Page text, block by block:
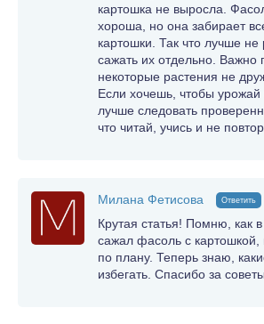
картошка не выросла.
хороша, но она забирает
картошки. Так что лучше не
сажать их отдельно. Важно
некоторые растения не
Если хочешь, чтобы
лучше следовать
что читай, учись и не
Милана Фетисова Ответить
Крутая статья! Помню, как
сажал фасоль с
по плану. Теперь знаю,
избегать. Спасибо за